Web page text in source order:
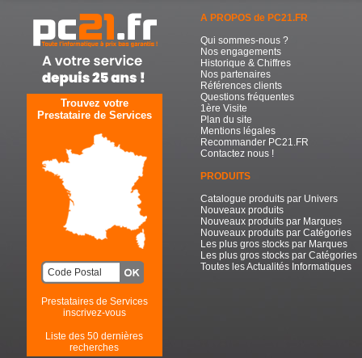
Trouvez votre
Prestataire de Services
Prestataires de Services
inscrivez-vous
Liste des 50 dernières
recherches
A PROPOS de PC21.FR
Qui sommes-nous ?
Nos engagements
Historique & Chiffres
Nos partenaires
Références clients
Questions fréquentes
1ère Visite
Plan du site
Mentions légales
Recommander PC21.FR
Contactez nous !
PRODUITS
Catalogue produits par Univers
Nouveaux produits
Nouveaux produits par Marques
Nouveaux produits par Catégories
Les plus gros stocks par Marques
Les plus gros stocks par Catégories
Toutes les Actualités Informatiques